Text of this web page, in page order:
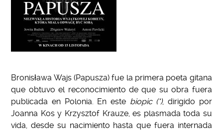
Bronisława Wajs (Papusza) fue la primera poeta gitana
que obtuvo el reconocimiento de que su obra fuera
publicada en Polonia. En este biopic (*), dirigido por
Joanna Kos y Krzysztof Krauze, es plasmada toda su
vida, desde su nacimiento hasta que fuera internada